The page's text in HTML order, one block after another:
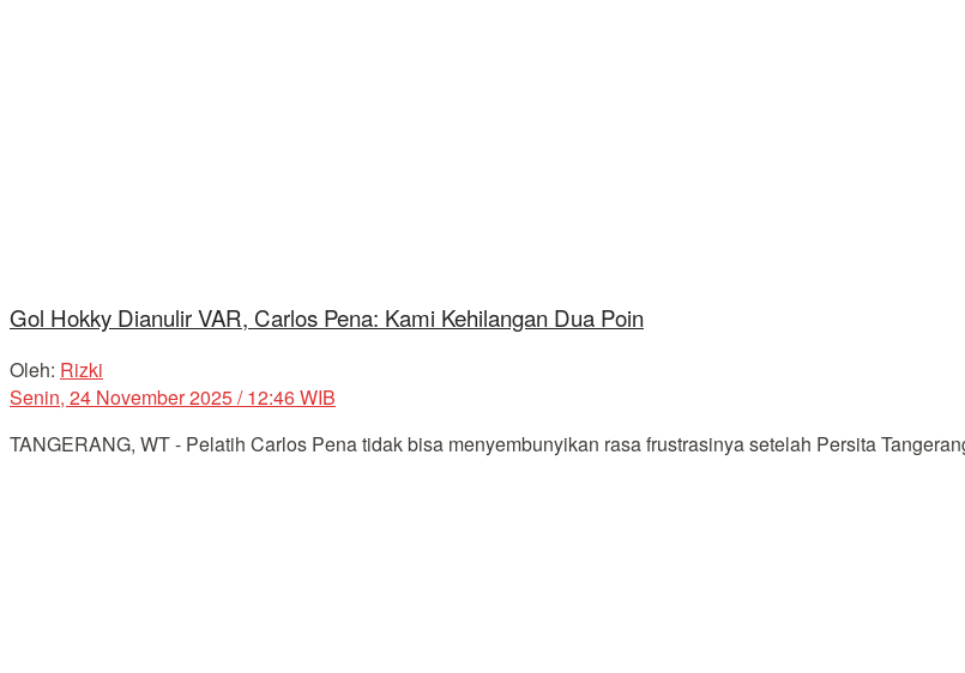
Gol Hokky Dianulir VAR, Carlos Pena: Kami Kehilangan Dua Poin
Oleh: Rizki
Senin, 24 November 2025 / 12:46 WIB
TANGERANG, WT - Pelatih Carlos Pena tidak bisa menyembunyikan rasa frustrasinya setelah Persita